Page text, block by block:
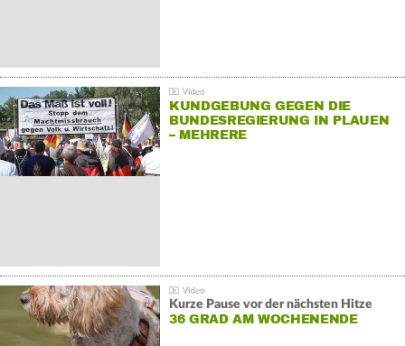
KUNDGEBUNG GEGEN DIE
BUNDESREGIERUNG IN PLAUEN
– MEHRERE
Kurze Pause vor der nächsten Hitze
36 GRAD AM WOCHENENDE